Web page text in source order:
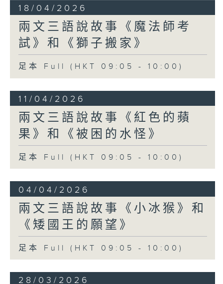
18/04/2026
兩文三語說故事《魔法師考
試》和《獅子搬家》
足本 Full (HKT 09:05 - 10:00)
11/04/2026
兩文三語說故事《紅色的蘋
果》和《被困的水怪》
足本 Full (HKT 09:05 - 10:00)
04/04/2026
兩文三語說故事《小冰猴》和
《矮國王的願望》
足本 Full (HKT 09:05 - 10:00)
28/03/2026